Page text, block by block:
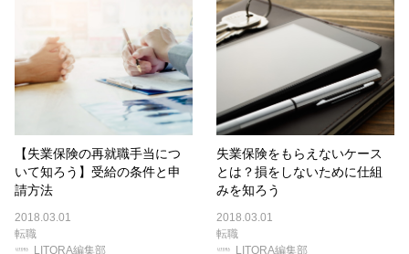
【失業保険の再就職手当につ
いて知ろう】受給の条件と申
請方法
2018.03.01
転職
LITORA編集部
失業保険をもらえないケース
とは？損をしないために仕組
みを知ろう
2018.03.01
転職
LITORA編集部